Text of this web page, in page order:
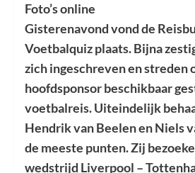
Foto’s online
Gisterenavond vond de
Voetbalquiz plaats. Bijna
zich ingeschreven en streden
hoofdsponsor beschikbaar
voetbalreis. Uiteindelijk
Hendrik van Beelen en Niels
de meeste punten. Zij
wedstrijd Liverpool –